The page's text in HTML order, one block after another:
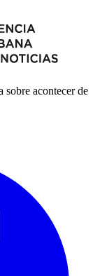
acontecer de